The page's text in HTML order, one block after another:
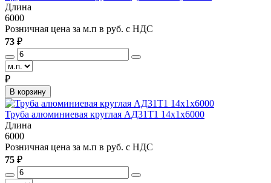
Длина
6000
Розничная цена за м.п в руб. с НДС
73 ₽
₽
В корзину
Труба алюминиевая круглая АД31Т1 14х1х6000
Длина
6000
Розничная цена за м.п в руб. с НДС
75 ₽